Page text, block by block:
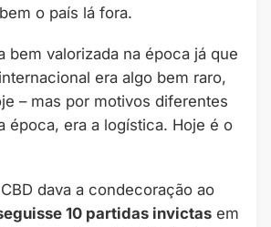
o país lá fora.
bem valorizada na época já que
era algo bem raro,
– mas por motivos diferentes
época, era a logística. Hoje é o
dava a condecoração ao
10 partidas invictas em